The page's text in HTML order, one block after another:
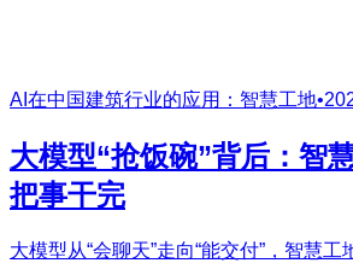
AI在中国建筑行业的应用：智慧工地•
大模型“抢饭碗”背后：智
把事干完
大模型从“会聊天”走向“能交付”，智慧